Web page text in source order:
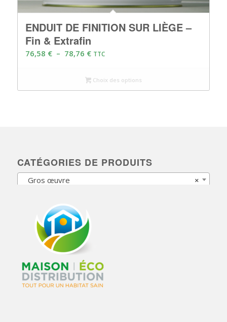
ENDUIT DE FINITION SUR LIÈGE –
Fin & Extrafin
76,58 € – 78,76 €Plage
prix :
76,58 €
TTC
Choix des options
CATÉGORIES DE PRODUITS
×
Gros œuvre